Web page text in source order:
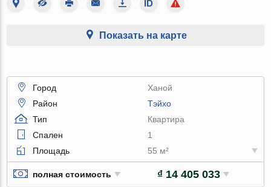
Показать на карте
Город
Ханой
Район
Тэйхо
Тип
Квартира
Спален
1
Площадь
55 м²
полная стоимость ₫ 14 405 033